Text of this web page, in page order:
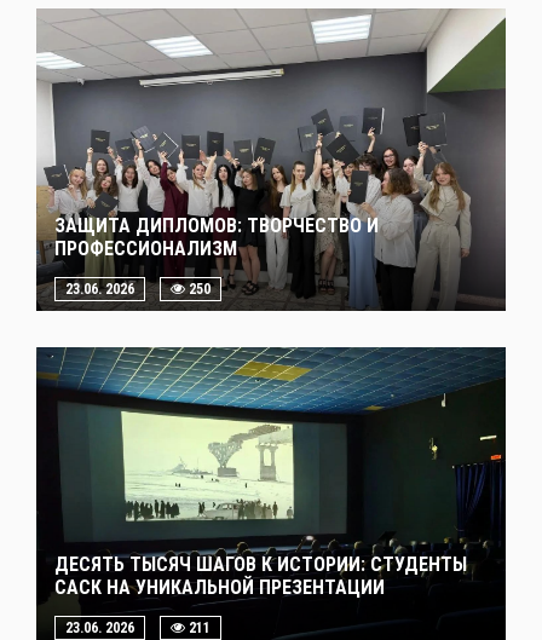
ЗАЩИТА ДИПЛОМОВ: ТВОРЧЕСТВО И
ПРОФЕССИОНАЛИЗМ
23.06. 2026 250
ДЕСЯТЬ ТЫСЯЧ ШАГОВ К ИСТОРИИ: СТУДЕНТЫ
САСК НА УНИКАЛЬНОЙ ПРЕЗЕНТАЦИИ
23.06. 2026 211